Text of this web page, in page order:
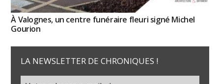
À Valognes, un centre funéraire fleuri signé Michel
Gourion
LA NEWSLETTER DE CHRONIQUES !